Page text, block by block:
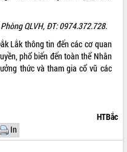
QLVH, ĐT: 0974.372.728.
Lắk thông tin đến các cơ quan
phổ biến đến toàn thể Nhân
thức và tham gia cổ vũ các
HTBắc
In